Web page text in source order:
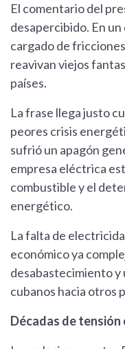
El comentario del
desapercibido. En
cargado de
reavivan viejos
países.
La frase llega justo
peores crisis
sufrió un apagón
empresa eléctrica
combustible y el
energético.
La falta de
económico ya
desabastecimiento
cubanos hacia otros
Décadas de